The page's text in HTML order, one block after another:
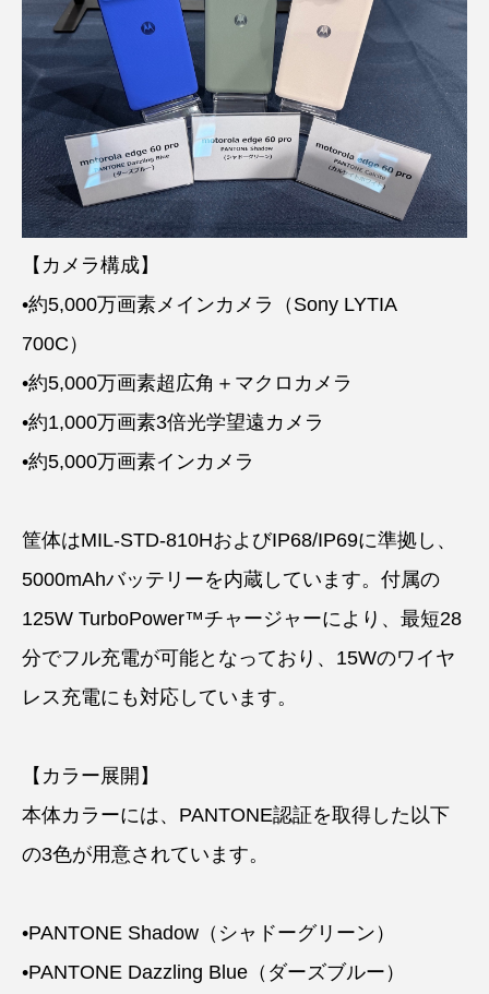
【カメラ構成】
•約5,000万画素メインカメラ（Sony LYTIA
700C）
•約5,000万画素超広角＋マクロカメラ
•約1,000万画素3倍光学望遠カメラ
•約5,000万画素インカメラ
筐体はMIL-STD-810HおよびIP68/IP69に準拠し、
5000mAhバッテリーを内蔵しています。付属の
125W TurboPower™チャージャーにより、最短28
分でフル充電が可能となっており、15Wのワイヤ
レス充電にも対応しています。
【カラー展開】
本体カラーには、PANTONE認証を取得した以下
の3色が用意されています。
•PANTONE Shadow（シャドーグリーン）
•PANTONE Dazzling Blue（ダーズブルー）